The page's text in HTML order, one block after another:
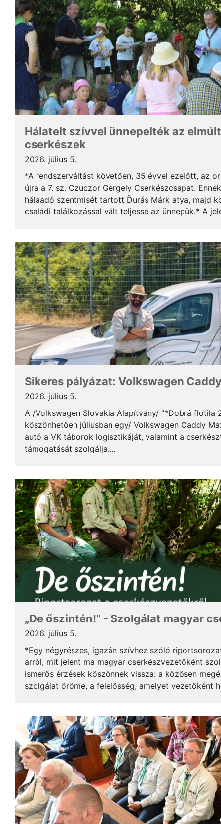
Hálatelt szívvel ünnepelték az
cserkészek
2026. július 5.
*A rendszerváltást követően, 35 évvel ezelőtt, az
újra a 7. sz. Czuczor Gergely Cserkészcsapat.
hálaadó szentmisét tartott Ďurás Márk atya, majd
családi találkozással vált teljessé az ünnepük.* A
Sikeres pályázat: Volkswagen
2026. július 5.
A /Volkswagen Slovakia Alapítvány/ "*Dobrá flotila
köszönhetően júliusban egy/ Volkswagen Caddy
autó a VK táborok logisztikáját, valamint a
támogatását szolgálja....
„De őszintén!” - Szolgálat magyar
2026. július 5.
*Egy négyrészes, igazán szívhez szóló
arról, mit jelent ma magyar cserkészvezetőként
ismerős érzések köszönnek vissza: a közösen
szolgálat öröme, a felelősség, amelyet vezetőként